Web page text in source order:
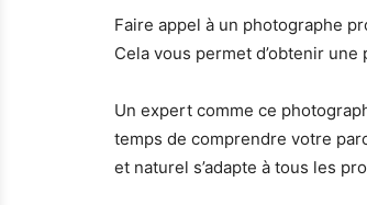
Faire appel à un photographe
Cela vous permet d’obtenir
Un expert comme ce
temps de comprendre votre
et naturel s’adapte à tous les